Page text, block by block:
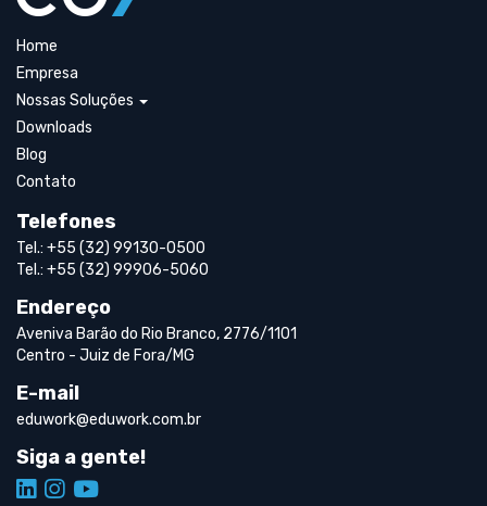
Home
Empresa
Nossas Soluções
Downloads
Blog
Contato
Telefones
Tel.: +55 (32) 99130-0500
Tel.: +55 (32) 99906-5060
Endereço
Aveniva Barão do Rio Branco, 2776/1101
Centro - Juiz de Fora/MG
E-mail
eduwork@eduwork.com.br
Siga a gente!